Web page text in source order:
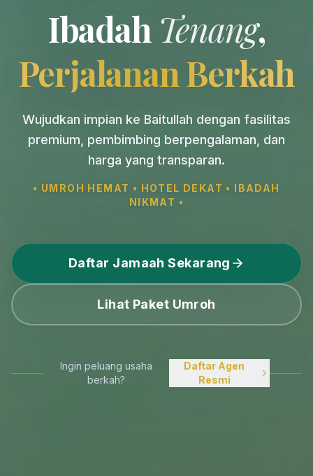
Ibadah Tenang,
Perjalanan Berkah
Wujudkan impian ke Baitullah dengan fasilitas
premium, pembimbing berpengalaman, dan
harga yang transparan.
• UMROH HEMAT • HOTEL DEKAT • IBADAH
NIKMAT •
Daftar Jamaah Sekarang
Lihat Paket Umroh
Ingin peluang usaha
berkah?
Daftar Agen
Resmi